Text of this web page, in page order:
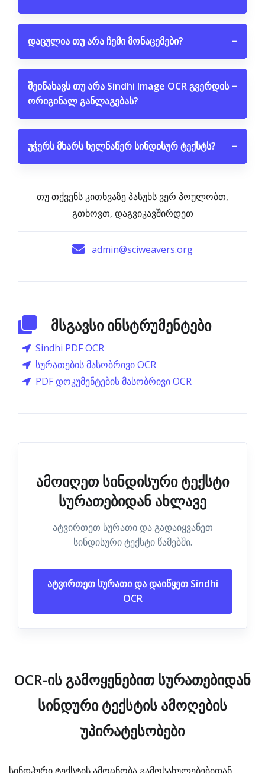
დაცულია თუ არა ჩემი მონაცემები? −
შეინახავს თუ არა Sindhi Image OCR გვერდის
ორიგინალ განლაგებას?
−
უჭერს მხარს ხელნაწერ სინდისურ ტექსტს? −
თუ თქვენს კითხვაზე პასუხს ვერ პოულობთ,
გთხოვთ, დაგვიკავშირდეთ
admin@sciweavers.org
მსგავსი ინსტრუმენტები
Sindhi PDF OCR
სურათების მასობრივი OCR
PDF დოკუმენტების მასობრივი OCR
ამოიღეთ სინდისური ტექსტი
სურათებიდან ახლავე
ატვირთეთ სურათი და გადაიყვანეთ
სინდისური ტექსტი წამებში.
ატვირთეთ სურათი და დაიწყეთ Sindhi
OCR
OCR-ის გამოყენებით სურათებიდან
სინდური ტექსტის ამოღების
უპირატესობები